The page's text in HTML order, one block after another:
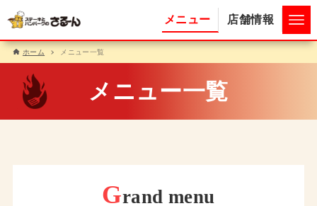
メニュー 店舗情報
ホーム メニュー一覧
メニュー一覧
Grand menu